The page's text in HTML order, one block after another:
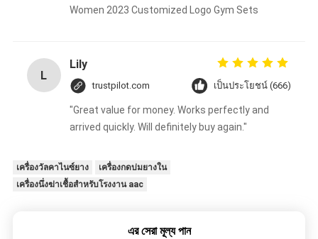
Women 2023 Customized Logo Gym Sets
L
Lily
trustpilot.com เป็นประโยชน์ (666)
"Great value for money. Works perfectly and
arrived quickly. Will definitely buy again."
เครื่องวัลคาไนซ์ยาง
เครื่องกดบ่มยางใน
เครื่องนึ่งฆ่าเชื้อสำหรับโรงงาน aac
এর সেরা মূল্য পান